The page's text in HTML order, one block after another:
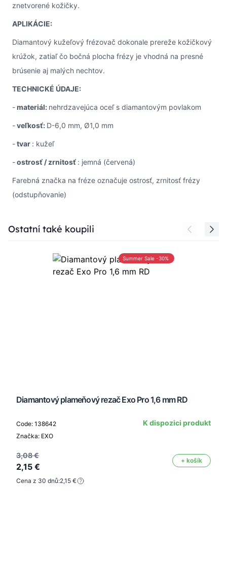
znetvorené kožičky.
APLIKÁCIE:
Diamantový kužeľový frézovač dokonale prereže kožičkový
krúžok, zatiaľ čo bočná plocha frézy je vhodná na presné
brúsenie aj malých nechtov.
TECHNICKÉ ÚDAJE:
-materiál: nehrdzavejúca oceľ s diamantovým povlakom
-veľkosť: D-6,0 mm, Ø1,0 mm
-tvar : kužeľ
-ostrosť / zrnitosť : jemná (červená)
Farebná značka na fréze označuje ostrosť, zrnitosť frézy
(odstupňovanie)
Press to skip carousel
Ostatní také koupili
Summer Sale -30%
Diamantový plameňový rezač Exo Pro 1,6 mm RD
Code: 138642
Značka: EXO
K dispozici produkt
3,08 €
2,15 €
+ košík
Cena z 30 dnů:2,15 €